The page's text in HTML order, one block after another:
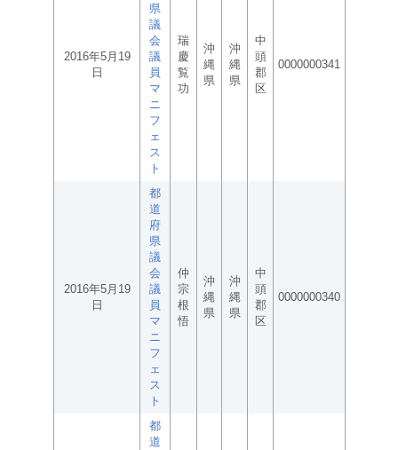
2016年5月19
日
県
議
会
議
員
マ
ニ
フ
ェ
ス
ト
瑞
慶
覧
功
沖
縄
県
沖
縄
県
中
頭
郡
区
0000000341
2016年5月19
日
都
道
府
県
議
会
議
員
マ
ニ
フ
ェ
ス
ト
仲
宗
根
悟
沖
縄
県
沖
縄
県
中
頭
郡
区
0000000340
都
道